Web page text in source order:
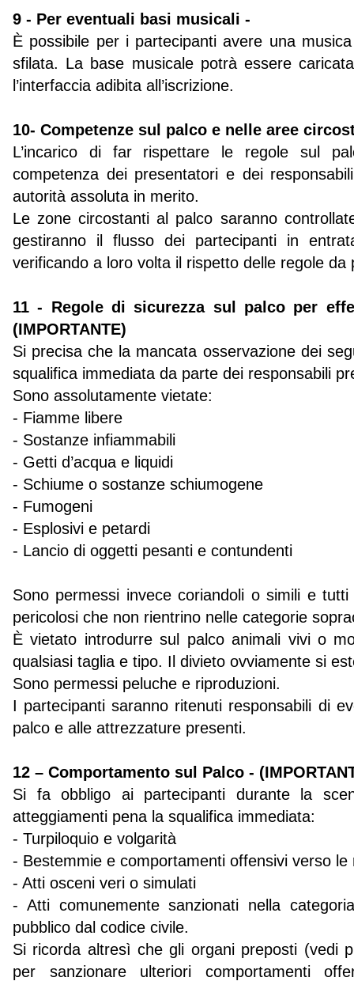
9 - Per eventuali basi musicali -
È possibile per i partecipanti avere una
sfilata. La base musicale potrà essere
l’interfaccia adibita all’iscrizione.
10- Competenze sul palco e nelle aree
L’incarico di far rispettare le regole sul
competenza dei presentatori e dei
autorità assoluta in merito.
Le zone circostanti al palco saranno
gestiranno il flusso dei partecipanti in
verificando a loro volta il rispetto delle regole da
11 - Regole di sicurezza sul palco per
(IMPORTANTE)
Si precisa che la mancata osservazione dei
squalifica immediata da parte dei responsabili
Sono assolutamente vietate:
- Fiamme libere
- Sostanze infiammabili
- Getti d’acqua e liquidi
- Schiume o sostanze schiumogene
- Fumogeni
- Esplosivi e petardi
- Lancio di oggetti pesanti e contundenti
Sono permessi invece coriandoli o simili e
pericolosi che non rientrino nelle categorie
È vietato introdurre sul palco animali vivi o
qualsiasi taglia e tipo. Il divieto ovviamente si
Sono permessi peluche e riproduzioni.
I partecipanti saranno ritenuti responsabili di
palco e alle attrezzature presenti.
12 – Comportamento sul Palco -
Si fa obbligo ai partecipanti durante la
atteggiamenti pena la squalifica immediata:
- Turpiloquio e volgarità
- Bestemmie e comportamenti offensivi verso le
- Atti osceni veri o simulati
- Atti comunemente sanzionati nella
pubblico dal codice civile.
Si ricorda altresì che gli organi preposti (vedi
per sanzionare ulteriori comportamenti